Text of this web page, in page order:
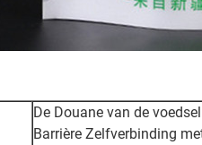
De Douane van de
Barrière Zelfverbinding